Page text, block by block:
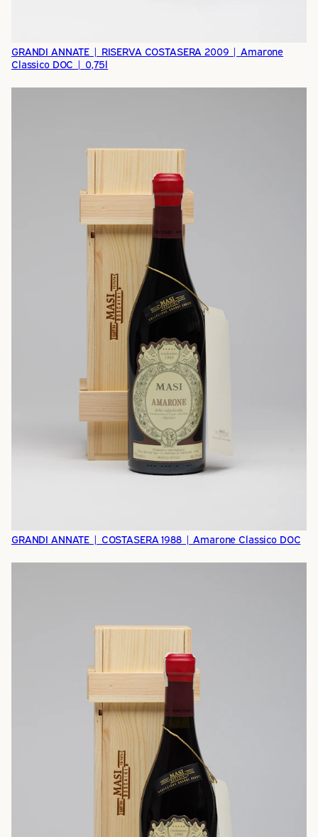
GRANDI ANNATE | RISERVA COSTASERA 2009 | Amarone
Classico DOC | 0,75l
GRANDI ANNATE | COSTASERA 1988 | Amarone Classico DOC